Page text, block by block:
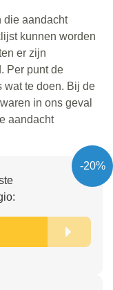
die aandacht
kunnen worden
er zijn
Per punt de
wat te doen. Bij de
in ons geval
aandacht
-20%